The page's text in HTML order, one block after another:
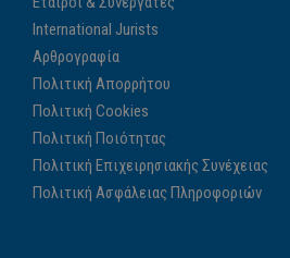
International Jurists
Αρθρογραφία
Πολιτική Απορρήτου
Πολιτική Cookies
Πολιτική Ποιότητας
Πολιτική Επιχειρησιακής Συνέχειας
Πολιτική Ασφάλειας Πληροφοριών